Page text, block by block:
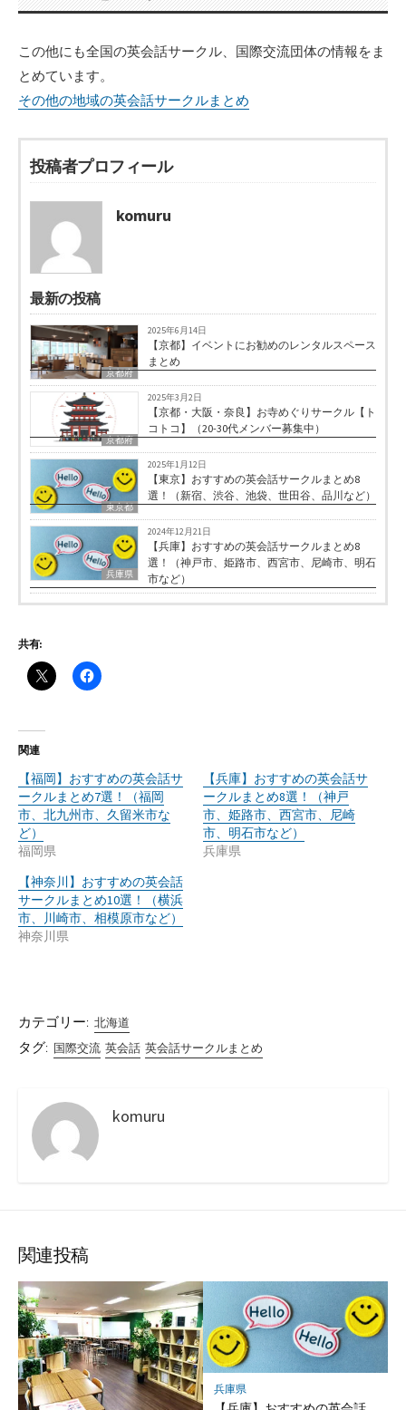
この他にも全国の英会話サークル、国際交流団体の情報をま
とめています。
その他の地域の英会話サークルまとめ
投稿者プロフィール
komuru
最新の投稿
京都府
2025年6月14日
【京都】イベントにお勧めのレンタルスペース
まとめ
京都府
2025年3月2日
【京都・大阪・奈良】お寺めぐりサークル【ト
コトコ】（20-30代メンバー募集中）
東京都
2025年1月12日
【東京】おすすめの英会話サークルまとめ8
選！（新宿、渋谷、池袋、世田谷、品川など）
兵庫県
2024年12月21日
【兵庫】おすすめの英会話サークルまとめ8
選！（神戸市、姫路市、西宮市、尼崎市、明石
市など）
共有:
関連
【福岡】おすすめの英会話サ
ークルまとめ7選！（福岡
市、北九州市、久留米市な
ど）
福岡県
【兵庫】おすすめの英会話サ
ークルまとめ8選！（神戸
市、姫路市、西宮市、尼崎
市、明石市など）
兵庫県
【神奈川】おすすめの英会話
サークルまとめ10選！（横浜
市、川崎市、相模原市など）
神奈川県
カテゴリー: 北海道
タグ: 国際交流 英会話 英会話サークルまとめ
komuru
関連投稿
兵庫県